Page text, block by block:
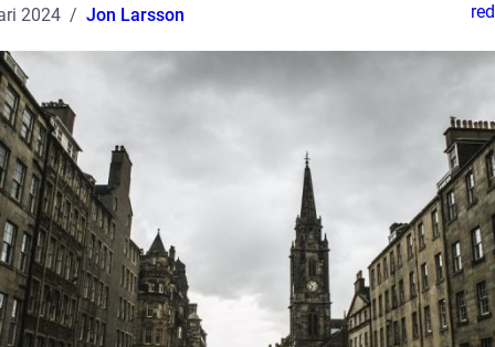
2024 Jon Larsson